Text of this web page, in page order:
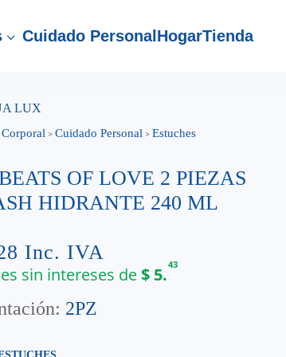
3 Cuidado Personal HogarTienda
LUX
>Cuidado Personal > Estuches
OF LOVE 2 PIEZAS
HIDRANTE 240 ML
Inc. IVA
sin intereses de$ 5.43
2PZ